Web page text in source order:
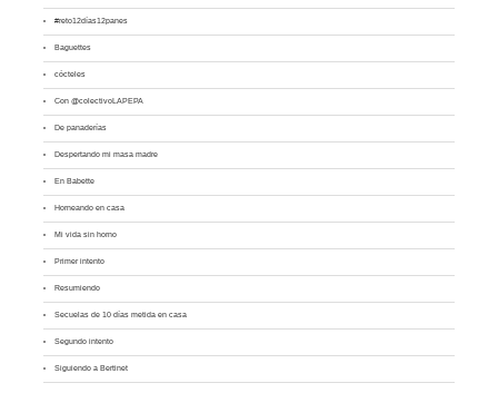
#reto12días12panes
Baguettes
cócteles
Con @colectivoLAPEPA
De panaderías
Despertando mi masa madre
En Babette
Horneando en casa
Mi vida sin horno
Primer intento
Resumiendo
Secuelas de 10 días metida en casa
Segundo intento
Siguiendo a Bertinet